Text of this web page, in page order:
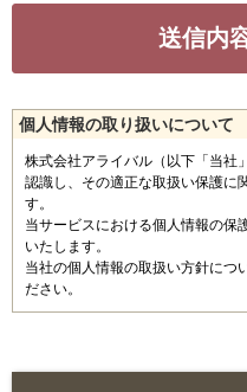
個人情報の取り扱いについて
株式会社アライバル（以下「当社
認識し、その適正な取扱い保護に
す。
当サービスにおける個人情報の保
いたします。
当社の個人情報の取扱い方針につ
ださい。